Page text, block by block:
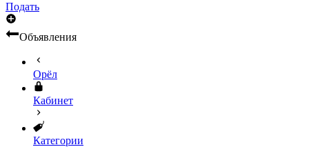
Подать
Объявления
Орёл
Кабинет
Категории